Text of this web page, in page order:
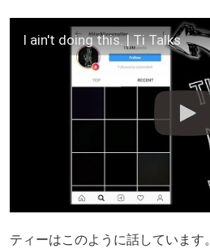
I ain't doing this. | Ti Talks
ティーはこのように話しています。